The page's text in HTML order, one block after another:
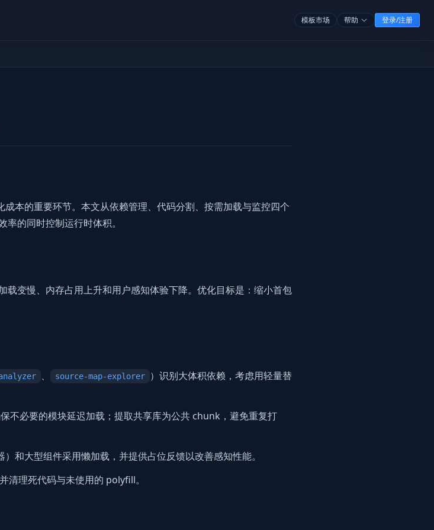
模板市场 帮助 登录/注册
本的重要环节。本文从依赖管理、代码分割、按需加载与监控四个
的同时控制运行时体积。
载变慢、内存占用上升和用户感知体验下降。优化目标是：缩小首包
、 source-map-explorer
）识别大体积依赖，考虑用轻量替
不必要的模块延迟加载；提取共享库为公共 chunk，避免重复打
和大型组件采用懒加载，并提供占位反馈以改善感知性能。
清理死代码与未使用的 polyfill。